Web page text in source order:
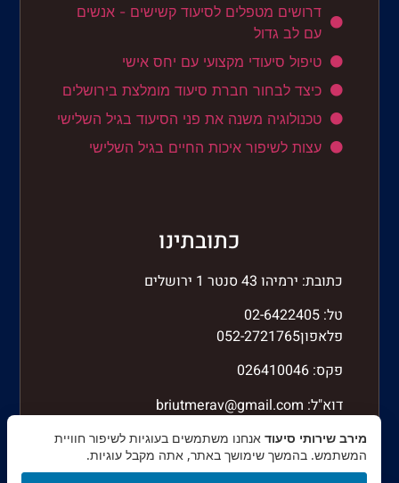
דרושים מטפלים לסיעוד קשישים - אנשים
עם לב גדול
טיפול סיעודי מקצועי עם יחס אישי
כיצד לבחור חברת סיעוד מומלצת בירושלים
טכנולוגיה משנה את פני הסיעוד בגיל השלישי
עצות לשיפור איכות החיים בגיל השלישי
כתובתינו
כתובת: ירמיהו 43 סנטר 1 ירושלים
טל: 02-6422405
פלאפון052-2721765
פקס: 026410046
דוא"ל: briutmerav@gmail.com
מירב שירותי סיעוד אנחנו משתמשים בעוגיות לשיפור חוויית
המשתמש. בהמשך שימושך באתר, אתה מקבל עוגיות.